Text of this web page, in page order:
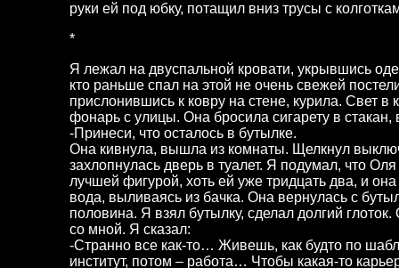
руки ей под юбку, потащил вниз трусы с
*
Я лежал на двуспальной кровати, укрывшись
кто раньше спал на этой не очень свежей
прислонившись к ковру на стене, курила. Свет в
фонарь с улицы. Она бросила сигарету в стакан,
-Принеси, что осталось в бутылке.
Она кивнула, вышла из комнаты. Щелкнул
захлопнулась дверь в туалет. Я подумал, что
лучшей фигурой, хоть ей уже тридцать два, и
вода, выливаясь из бачка. Она вернулась с
половина. Я взял бутылку, сделал долгий
со мной. Я сказал:
-Странно все как-то… Живешь, как будто по
институт, потом – работа… Чтобы какая-то